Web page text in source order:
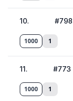
10. #798
1000 1
11. #773
1000 1